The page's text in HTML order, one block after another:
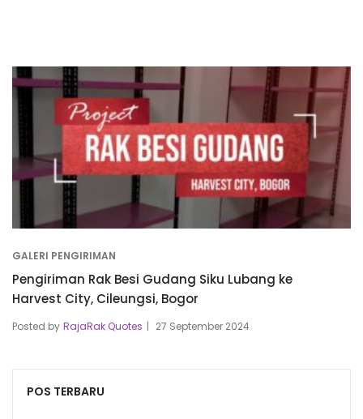
GALERI PENGIRIMAN
Pengiriman Rak Besi Gudang Siku Lubang ke
Harvest City, Cileungsi, Bogor
Posted by RajaRak Quotes 27 September 2024
POS TERBARU